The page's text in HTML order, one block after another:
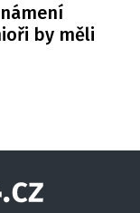
by měli
Globe24